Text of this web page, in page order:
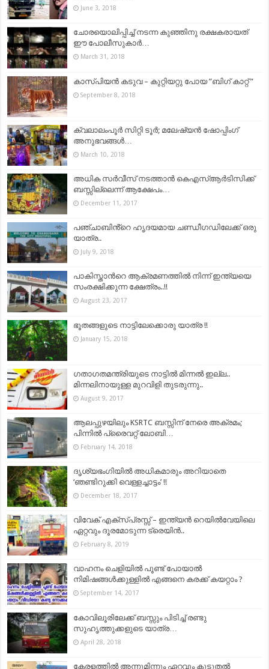
June 3, 2018
ചോരയൊലിപ്പിച്ച് നടന്ന കുഞ്ഞിനു രക്ഷകരായത്
ഈ പോലീസുകാര്‍…
March 31, 2018
കാസ്പിയൻ കടുവ – കുറ്റിയറ്റു പോയ ”ബിഗ് കാറ്റ് ”
September 8, 2018
ക്വലാലംപൂര്‍ സിറ്റി ടൂര്‍; മലേഷ്യന്‍ ഷോപ്പിംഗ്
അനുഭവങ്ങള്‍…
March 10, 2018
അധിക സര്‍വീസ് നടത്താന്‍ കെഎസ്ആര്‍ടിസിക്ക്
ബസ്സില്ലെന്ന് ആക്ഷേപം…
December 11, 2017
പഞ്ചാബിൻ്റെ ഹൃദയമായ ചണ്ഡീഗഡിലേക്ക് ഒരു
യാത്ര..
July 9, 2018
പാകിസ്താന്‍റെ ആക്രമണത്തില്‍ നിന്ന് ഇന്ത്യയെ
സംരക്ഷിക്കുന്ന ക്ഷേത്രം..!!
August 23, 2017
ഭൂതങ്ങളുടെ നാട്ടിലേക്കൊരു യാത്ര !!
January 15, 2018
ഗതാഗതമന്ത്രിയുടെ നാട്ടില്‍ മിന്നല്‍ ഇല്ല..
മിന്നലിനായുള്ള മുറവിളി തുടരുന്നു..
August 9, 2017
ആലപ്പുഴയിലും KSRTC ബസ്സിന് നേരെ അക്രമം;
പിന്നില്‍ പ്രൈവറ്റ് ലോബി…
February 14, 2018
ദൃശ്യഭംഗിയില്‍ അധികമാരും അറിയാതെ
‘ഞണ്ടിറുക്കി വെള്ളച്ചാട്ടം’ !!
December 18, 2017
വിവേക് എക്സ്പ്രസ്സ് – ഇന്ത്യൻ റെയിൽവേയിലെ
ഏറ്റവും ദൂരമോടുന്ന ട്രെയിൻ..
February 8, 2019
വാഹനം ചെളിയില്‍ പൂണ്ട് പോയാല്‍
നിമിഷങ്ങള്‍ക്കുള്ളില്‍ എങ്ങനെ കരക്ക്‌ കയറ്റാം ?
September 14, 2017
കോവിലൂരിലേക്ക് ബസ്സും പിടിച്ച് രണ്ടു
സുഹൃത്തുക്കളുടെ യാത്ര…
April 28, 2018
കേരളത്തിൽ അന്നുമിന്നും ഏറ്റവും കൂടുതൽ